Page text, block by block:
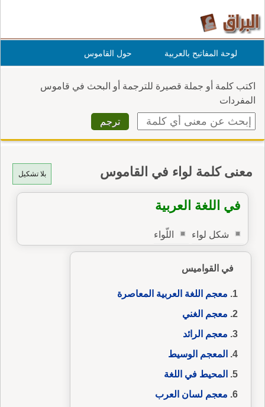
لوحة المفاتيح بالعربية حول القاموس
اكتب كلمة أو جملة قصيرة للترجمة أو البحث في قاموس
المفردات
بلا تشكيل معنى كلمة لواء في القاموس
في اللغة العربية
شكل لواء اللّواء
في القواميس
معجم اللغة العربية المعاصرة
معجم الغني
معجم الرائد
المعجم الوسيط
المحيط في اللغة
معجم لسان العرب